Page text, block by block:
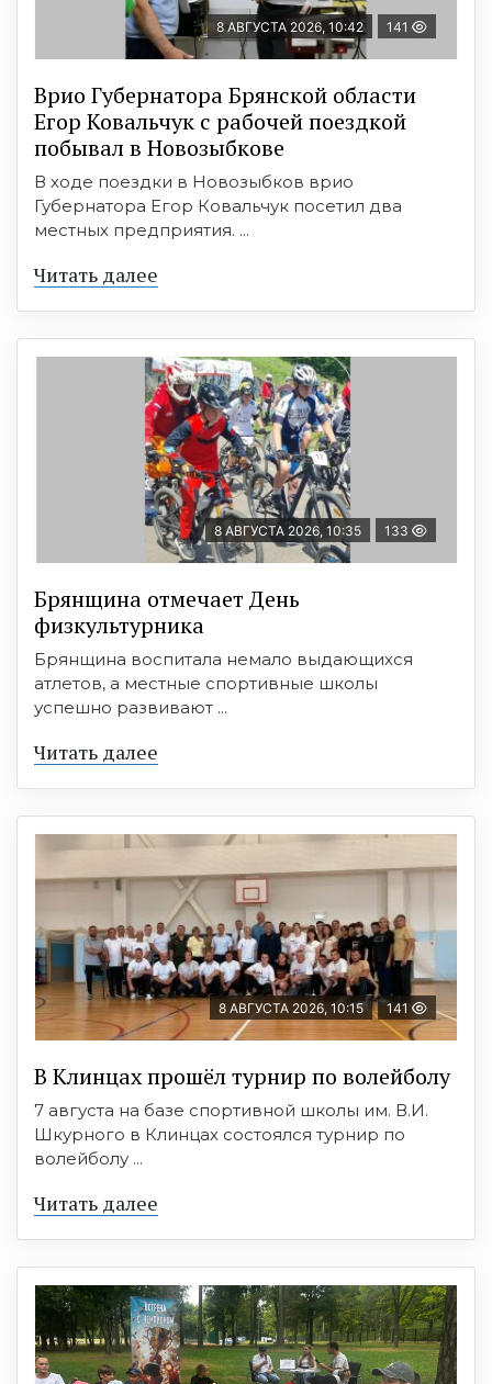
8 АВГУСТА 2026, 10:42 141
Врио Губернатора Брянской области
Егор Ковальчук с рабочей поездкой
побывал в Новозыбкове
В ходе поездки в Новозыбков врио
Губернатора Егор Ковальчук посетил два
местных предприятия. ...
Читать далее
8 АВГУСТА 2026, 10:35 133
Брянщина отмечает День
физкультурника
Брянщина воспитала немало выдающихся
атлетов, а местные спортивные школы
успешно развивают ...
Читать далее
8 АВГУСТА 2026, 10:15 141
В Клинцах прошёл турнир по волейболу
7 августа на базе спортивной школы им. В.И.
Шкурного в Клинцах состоялся турнир по
волейболу ...
Читать далее